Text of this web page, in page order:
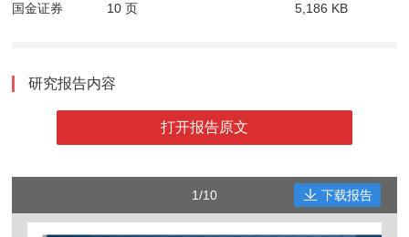
国金证券 10 页 5,186 KB
研究报告内容
打开报告原文
1/10 下载报告